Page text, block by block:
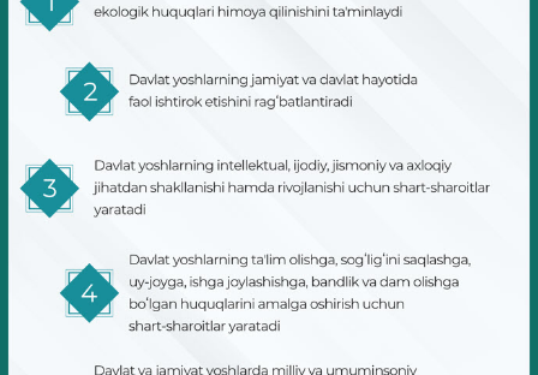
KONSTITUTSIYANI O‘RGANAMIZ
MAXFIYLIK SIYOSATI